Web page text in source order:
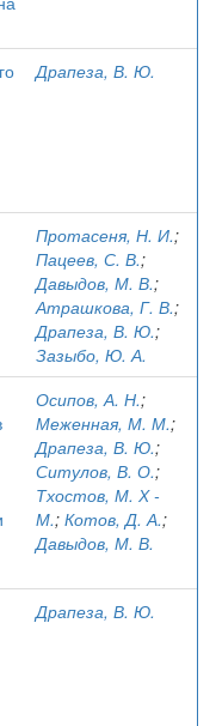
Драпеза, В. Ю.
Протасеня, Н. И.;
Пацеев, С. В.;
Давыдов, М. В.;
Атрашкова, Г. В.;
Драпеза, В. Ю.;
Зазыбо, Ю. А.
Осипов, А. Н.;
Меженная, М. М.;
Драпеза, В. Ю.;
Ситулов, В. О.;
Тхостов, М. Х -
М.; Котов, Д. А.;
Давыдов, М. В.
Драпеза, В. Ю.